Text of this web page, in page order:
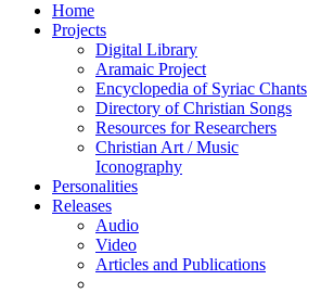
Home
Projects
Digital Library
Aramaic Project
Encyclopedia of Syriac Chants
Directory of Christian Songs
Resources for Researchers
Christian Art / Music
Iconography
Personalities
Releases
Audio
Video
Articles and Publications